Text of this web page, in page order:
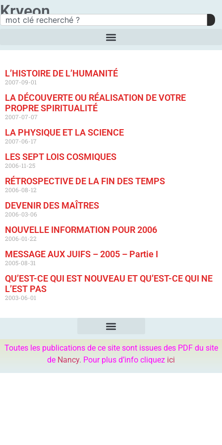
Kryeon
L’HISTOIRE DE L’HUMANITÉ
2007-09-01
LA DÉCOUVERTE OU RÉALISATION DE VOTRE
PROPRE SPIRITUALITÉ
2007-07-07
LA PHYSIQUE ET LA SCIENCE
2007-06-17
LES SEPT LOIS COSMIQUES
2006-11-25
RÉTROSPECTIVE DE LA FIN DES TEMPS
2006-08-12
DEVENIR DES MAÎTRES
2006-03-06
NOUVELLE INFORMATION POUR 2006
2006-01-22
MESSAGE AUX JUIFS – 2005 – Partie I
2005-08-31
QU’EST-CE QUI EST NOUVEAU ET QU’EST-CE QUI NE
L’EST PAS
2003-06-01
Toutes les publications de ce site sont issues des PDF du site
de Nancy. Pour plus d’info cliquez ici